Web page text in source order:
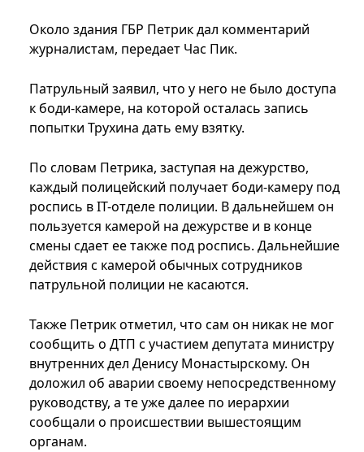
Около здания ГБР Петрик дал комментарий
журналистам, передает Час Пик.
Патрульный заявил, что у него не было доступа
к боди-камере, на которой осталась запись
попытки Трухина дать ему взятку.
По словам Петрика, заступая на дежурство,
каждый полицейский получает боди-камеру под
роспись в IT-отделе полиции. В дальнейшем он
пользуется камерой на дежурстве и в конце
смены сдает ее также под роспись. Дальнейшие
действия с камерой обычных сотрудников
патрульной полиции не касаются.
Также Петрик отметил, что сам он никак не мог
сообщить о ДТП с участием депутата министру
внутренних дел Денису Монастырскому. Он
доложил об аварии своему непосредственному
руководству, а те уже далее по иерархии
сообщали о происшествии вышестоящим
органам.